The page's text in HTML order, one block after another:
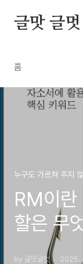
글맛 글멋
홈
누구도 가르쳐 주지
RM이란
할은 무
에 활
by 글맛글멋 2025.